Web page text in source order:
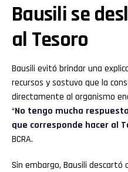
Bausili se
al Tesoro
Bausili evitó brindar una
recursos y sostuvo que la
directamente al organismo
“No tengo mucha
que corresponde hacer al
BCRA.
Sin embargo, Bausili descartó